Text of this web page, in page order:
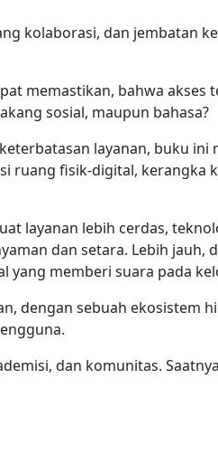
kolaborasi, dan jembatan
memastikan, bahwa akses
sosial, maupun bahasa?
layanan, buku
fisik-digital, kerangka
layanan lebih cerdas,
dan setara. Lebih
yang memberi suara pada
dengan sebuah ekosistem
dan komunitas.